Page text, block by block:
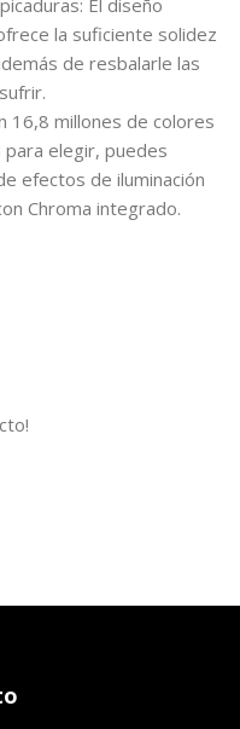
la suficiente solidez
de resbalarle las
16,8 millones de colores
para elegir, puedes
efectos de iluminación
Chroma integrado.